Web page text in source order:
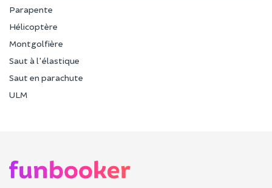
Parapente
Hélicoptère
Montgolfière
Saut à l'élastique
Saut en parachute
ULM